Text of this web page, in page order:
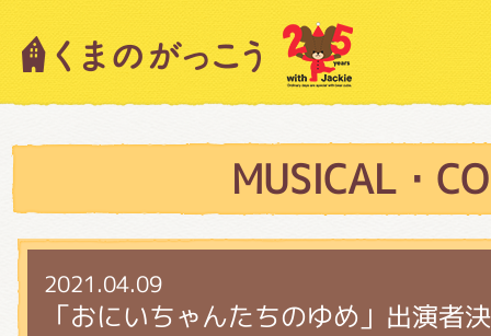
MUSICAL・
2021.04.09
「おにいちゃんたちのゆめ」出演者
キャラクター紹介
スタッフブログ